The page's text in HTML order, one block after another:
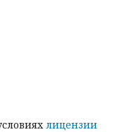
лицензии